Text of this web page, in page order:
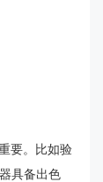
要。比如验
具备出色